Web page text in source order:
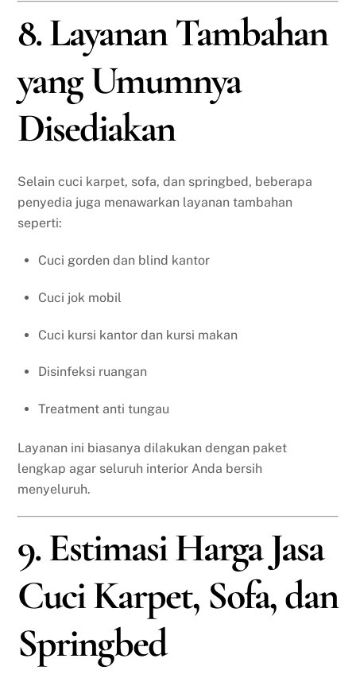
8. Layanan Tambahan
yang Umumnya
Disediakan
Selain cuci karpet, sofa, dan springbed, beberapa
penyedia juga menawarkan layanan tambahan
seperti:
Cuci gorden dan blind kantor
Cuci jok mobil
Cuci kursi kantor dan kursi makan
Disinfeksi ruangan
Treatment anti tungau
Layanan ini biasanya dilakukan dengan paket
lengkap agar seluruh interior Anda bersih
menyeluruh.
9. Estimasi Harga Jasa
Cuci Karpet, Sofa, dan
Springbed